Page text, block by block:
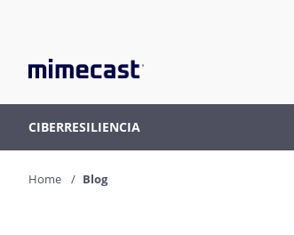
CIBERRESILIENCIA
Home Blog